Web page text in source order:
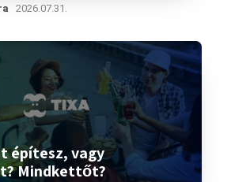
2026.07.31.
építesz, vagy
Mindkettőt?